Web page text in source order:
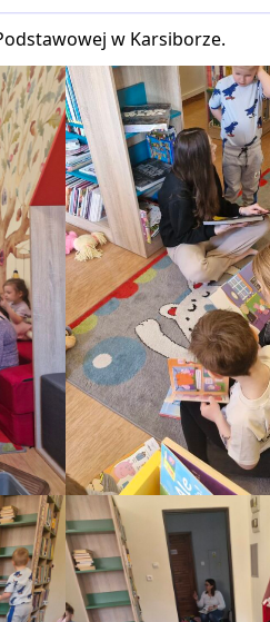
w Karsiborze.